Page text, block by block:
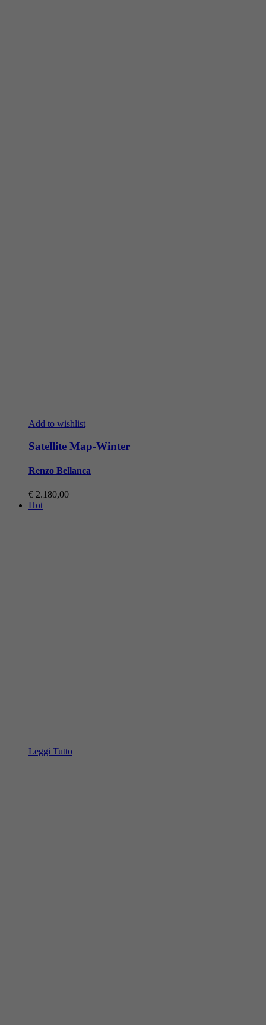
Add to wishlist
Satellite Map-Winter
Renzo Bellanca
€ 2.180,00
Hot
Leggi Tutto